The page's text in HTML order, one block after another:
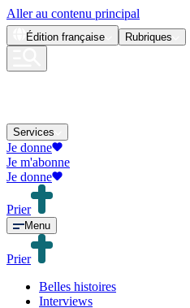
Aller au contenu principal
Édition française Rubriques
Services
Je donne
Je m'abonne
Je donne
Prier
Menu
Prier
Belles histoires
Interviews